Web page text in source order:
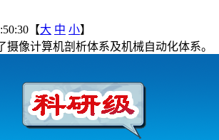
【大 中 小】
像计算机剖析体系及机械自动化体系。